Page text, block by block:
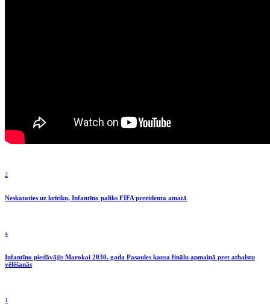
2
Neskatoties uz kritiku, Infantīno paliks FIFA prezidenta amatā
4
Infantīno piedāvājis Marokai 2030. gada Pasaules kausa finālu apmaiņā pret atbalstu
vēlēšanās
1